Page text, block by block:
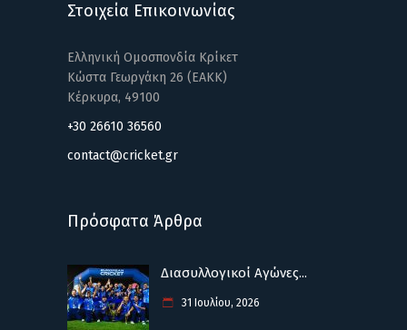
Στοιχεία Επικοινωνίας
Ελληνική Ομοσπονδία Κρίκετ
Κώστα Γεωργάκη 26 (ΕΑΚΚ)
Κέρκυρα, 49100
+30 26610 36560
contact@cricket.gr
Πρόσφατα Άρθρα
Διασυλλογικοί Αγώνες...
31 Ιουλίου, 2026